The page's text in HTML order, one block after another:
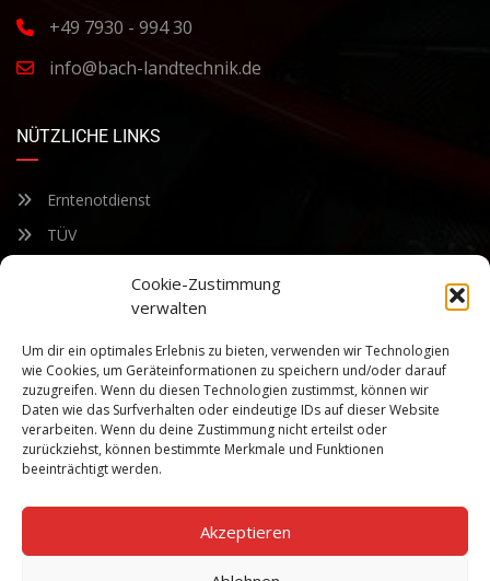
Cookie-Zustimmung
verwalten
Um dir ein optimales Erlebnis zu bieten, verwenden wir Technologien
wie Cookies, um Geräteinformationen zu speichern und/oder darauf
zuzugreifen. Wenn du diesen Technologien zustimmst, können wir
Daten wie das Surfverhalten oder eindeutige IDs auf dieser Website
verarbeiten. Wenn du deine Zustimmung nicht erteilst oder
zurückziehst, können bestimmte Merkmale und Funktionen
beeinträchtigt werden.
Akzeptieren
+49 7930 - 994 30
info@bach-landtechnik.de
NÜTZLICHE LINKS
Erntenotdienst
TÜV
Bleiben Sie auf dem Laufenden über unsere sich ständig
weiterentwickelnden Produkteigenschaften und Technologien.
Geben Sie Ihre E-Mail-Adresse ein und abonnieren Sie unseren
Newsletter.